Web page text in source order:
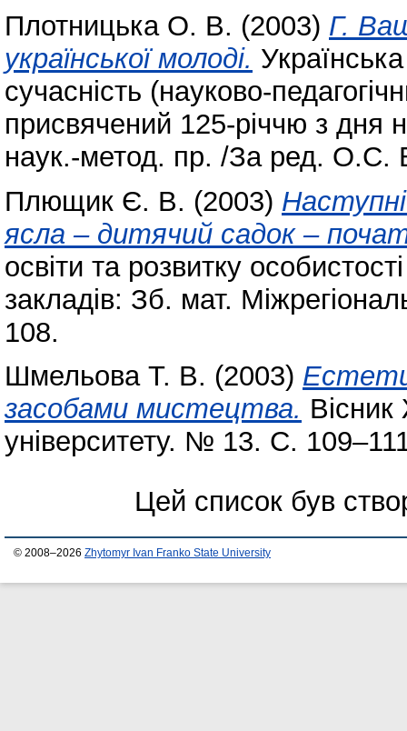
Плотницька О. В. (2003) Г.
української молоді.
сучасність (науково-
присвячений 125-річчю з дня
наук.-метод. пр. /За ред. О.С.
Плющик Є. В. (2003)
ясла – дитячий садок –
освіти та розвитку
закладів: Зб. мат.
108.
Шмельова Т. В. (2003)
засобами мистецтва. Вісник
університету. № 13. С.
Цей список був
© 2008–2026 Zhytomyr Ivan Franko State University